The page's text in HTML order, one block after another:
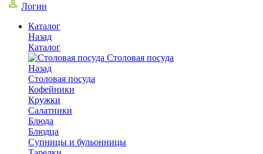
Логин
Каталог
Назад
Каталог
Столовая посуда
Назад
Столовая посуда
Кофейники
Кружки
Салатники
Блюда
Блюдца
Супницы и бульонницы